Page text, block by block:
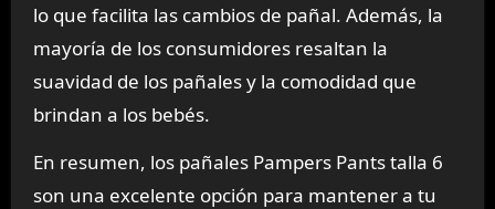
lo que facilita las cambios de pañal. Además, la
mayoría de los consumidores resaltan la
suavidad de los pañales y la comodidad que
brindan a los bebés.
En resumen, los pañales Pampers Pants talla 6
son una excelente opción para mantener a tu